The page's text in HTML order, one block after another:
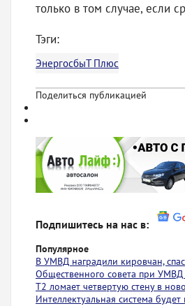
только в том случае, если
Тэги:
ЭнергосбыТ Плюс
Поделиться публикацией
Подпишитесь на нас в:
Популярное
В УМВД наградили кировчан,
Общественного совета при
Т2 ломает четвертую стену в
Интеллектуальная система